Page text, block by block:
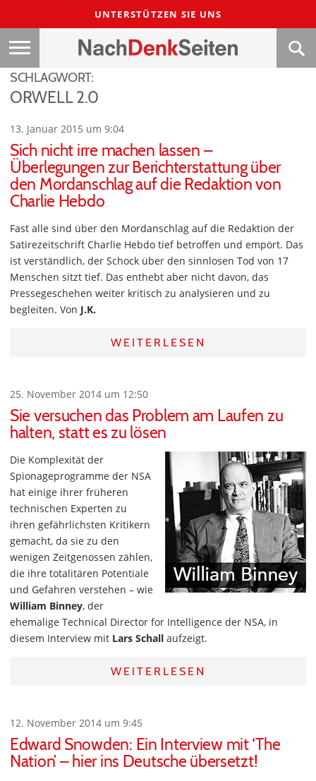
UNTERSTÜTZEN SIE UNS
SCHLAGWORT:
ORWELL 2.0
13. Januar 2015 um 9:04
Sich nicht irre machen lassen –
Überlegungen zur Berichterstattung über
den Mordanschlag auf die Redaktion von
Charlie Hebdo
Fast alle sind über den Mordanschlag auf die Redaktion der
Satirezeitschrift Charlie Hebdo tief betroffen und empört. Das
ist verständlich, der Schock über den sinnlosen Tod von 17
Menschen sitzt tief. Das enthebt aber nicht davon, das
Pressegeschehen weiter kritisch zu analysieren und zu
begleiten. Von J.K.
WEITERLESEN
25. November 2014 um 12:50
Sie versuchen das Problem am Laufen zu
halten, statt es zu lösen
Die Komplexität der
Spionageprogramme der NSA
hat einige ihrer früheren
technischen Experten zu
ihren gefährlichsten Kritikern
gemacht, da sie zu den
wenigen Zeitgenossen zählen,
die ihre totalitären Potentiale
und Gefahren verstehen – wie
William Binney, der
ehemalige Technical Director for Intelligence der NSA, in
diesem Interview mit Lars Schall aufzeigt.
WEITERLESEN
12. November 2014 um 9:45
Edward Snowden: Ein Interview mit ‘The
Nation’ – hier ins Deutsche übersetzt!